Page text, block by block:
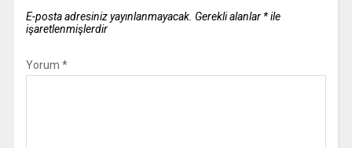
E-posta adresiniz yayınlanmayacak. Gerekli alanlar *ile
işaretlenmişlerdir
Yorum *